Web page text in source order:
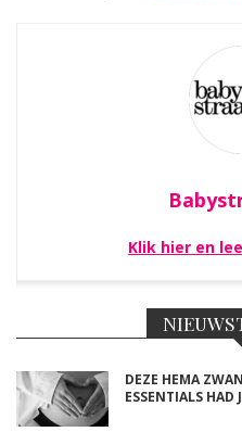
Klik hier en
DEZE HEMA
ESSENTIALS HAD